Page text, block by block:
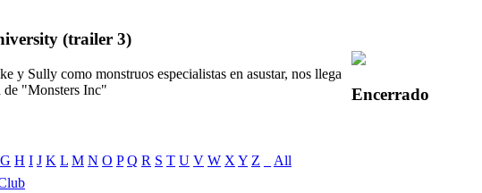
(trailer 3)
y Sully como monstruos especialistas en asustar, nos llega
de "Monsters Inc"
G H I J K L M N O P Q R S T U V W X Y Z
All
Encerrado